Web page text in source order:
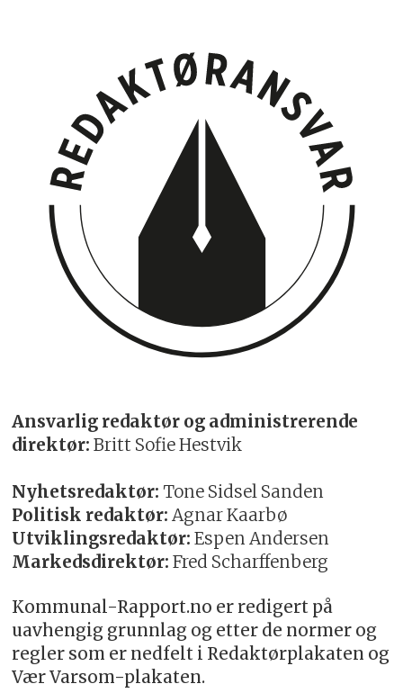
Ansvarlig redaktør og administrerende
direktør: Britt Sofie Hestvik
Nyhetsredaktør: Tone Sidsel Sanden
Politisk redaktør: Agnar Kaarbø
Utviklingsredaktør: Espen Andersen
Markedsdirektør: Fred Scharffenberg
Kommunal-Rapport.no er redigert på
uavhengig grunnlag og etter de normer og
regler som er nedfelt i Redaktørplakaten og
Vær Varsom-plakaten.